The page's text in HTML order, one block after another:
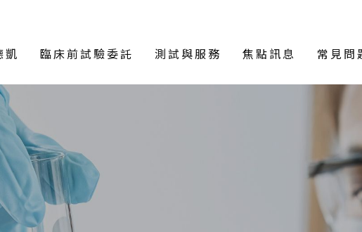
凱 臨床前試驗委託 測試與服務 焦點訊息 常見問